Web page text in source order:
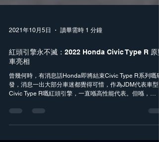
2021年10月5日 讀畢需時 1 分鐘
紅頭引擎永不滅：2022 Honda Civic Type R 原
車亮相
發，消息一出大部分車迷都覺得可惜，作為JDM代表車型